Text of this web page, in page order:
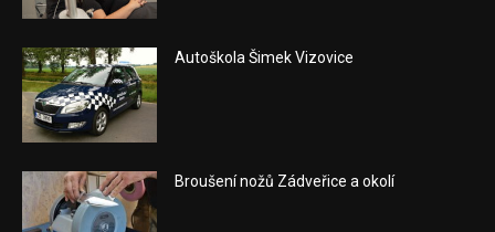
Autoškola Šimek Vizovice
Broušení nožů Zádveřice a okolí